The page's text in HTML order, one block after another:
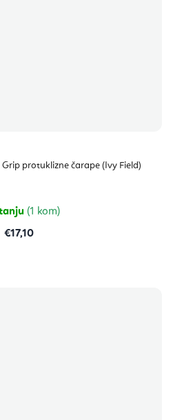
Grip protuklizne čarape (Ivy Field)
(1 kom)
€17,10